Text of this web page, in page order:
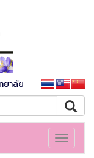
ยาลัย
Toggle